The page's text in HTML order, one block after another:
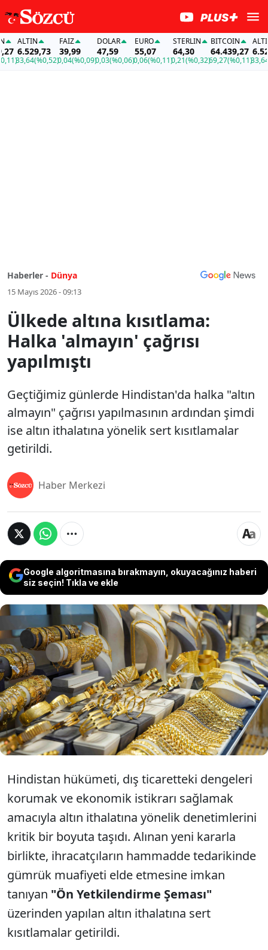
ALTIN
6.529,73
33,64(%0,52)
FAİZ
39,99
0,04(%0,09)
DOLAR
47,59
0,03(%0,06)
EURO
55,07
0,06(%0,11)
STERLIN
64,30
0,21(%0,32)
BITCOIN
64.439,27
69,27(%0,11)
ALTIN
33,64
Haberler - Dünya
15 Mayıs 2026 - 09:13
Ülkede altına kısıtlama:
Halka 'almayın' çağrısı
yapılmıştı
Geçtiğimiz günlerde Hindistan'da halka "altın
almayın" çağrısı yapılmasının ardından şimdi
ise altın ithalatına yönelik sert kısıtlamalar
getirildi.
Haber Merkezi
Google algoritmasına bırakmayın, okuyacağınız haberi
siz seçin! Tıkla ve ekle
Geçtiğimiz günlerde Hindistan'da halka
"altın almayın" çağrısı yapılmasının
ardından şimdi ise altın ithalatına yönelik
sert kısıtlamalar getirildi.
Hindistan hükümeti, dış ticaretteki dengeleri
korumak ve ekonomik istikrarı sağlamak
amacıyla altın ithalatına yönelik denetimlerini
kritik bir boyuta taşıdı. Alınan yeni kararla
birlikte, ihracatçıların hammadde tedarikinde
gümrük muafiyeti elde etmesine imkan
tanıyan "Ön Yetkilendirme Şeması"
üzerinden yapılan altın ithalatına sert
kısıtlamalar getirildi.